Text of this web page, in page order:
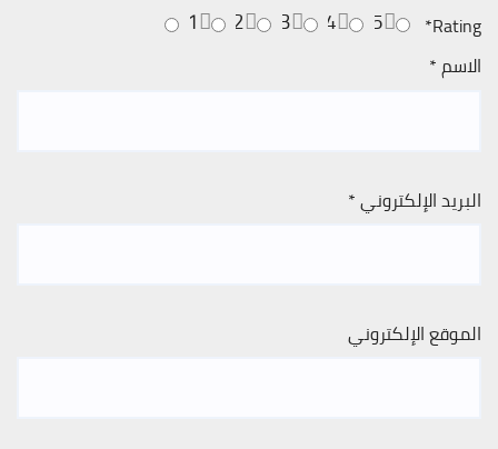
Rating
*
5
4
3
2
1
الاسم*
البريد الإلكتروني*
الموقع الإلكتروني